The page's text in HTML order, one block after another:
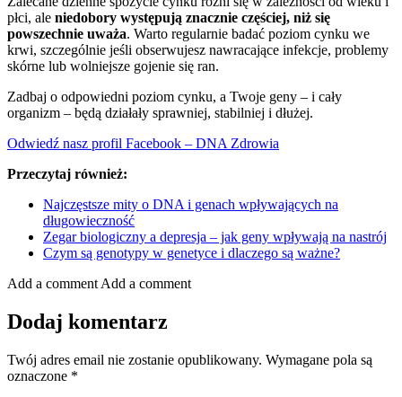
płci, ale niedobory występują znacznie częściej, niż się
powszechnie uważa. Warto regularnie badać poziom cynku we
krwi, szczególnie jeśli obserwujesz nawracające infekcje, problemy
skórne lub wolniejsze gojenie się ran.
Zadbaj o odpowiedni poziom cynku, a Twoje geny – i cały
organizm – będą działały sprawniej, stabilniej i dłużej.
Odwiedź nasz profil Facebook – DNA Zdrowia
Przeczytaj również:
Najczęstsze mity o DNA i genach wpływających na
długowieczność
Zegar biologiczny a depresja – jak geny wpływają na nastrój
Czym są genotypy w genetyce i dlaczego są ważne?
Add a comment Add a comment
Dodaj komentarz
Twój adres email nie zostanie opublikowany. Wymagane pola są
oznaczone *